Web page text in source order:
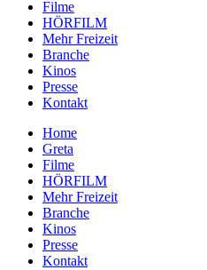
Filme
HÖRFILM
Mehr Freizeit
Branche
Kinos
Presse
Kontakt
Home
Greta
Filme
HÖRFILM
Mehr Freizeit
Branche
Kinos
Presse
Kontakt